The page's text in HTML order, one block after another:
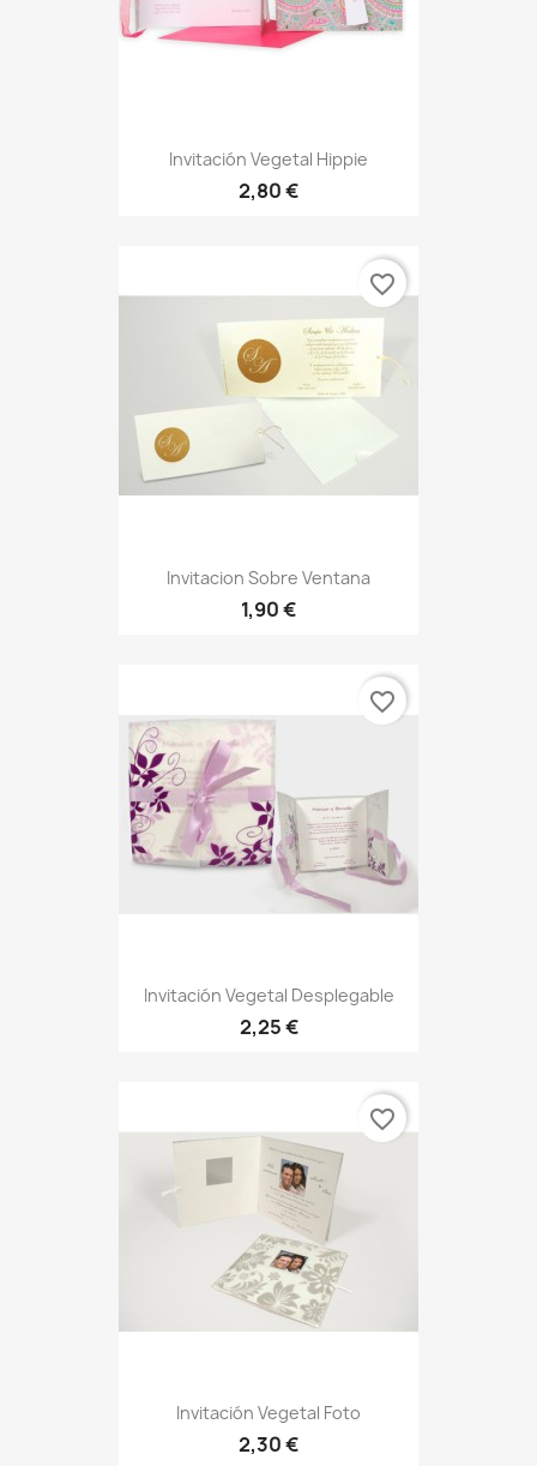
Invitación Vegetal Hippie
2,80 €
Invitacion Sobre Ventana
1,90 €
favorite_border
Invitación Vegetal Desplegable
2,25 €
favorite_border
Invitación Vegetal Foto
2,30 €
favorite_border